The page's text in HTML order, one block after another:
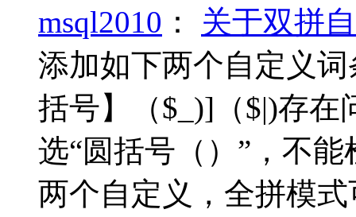
msql2010 ： 关于双拼
添加如下两个自定义
括号】（$_)]（$|)存在
选“圆括号（）”，不
两个自定义，全拼模